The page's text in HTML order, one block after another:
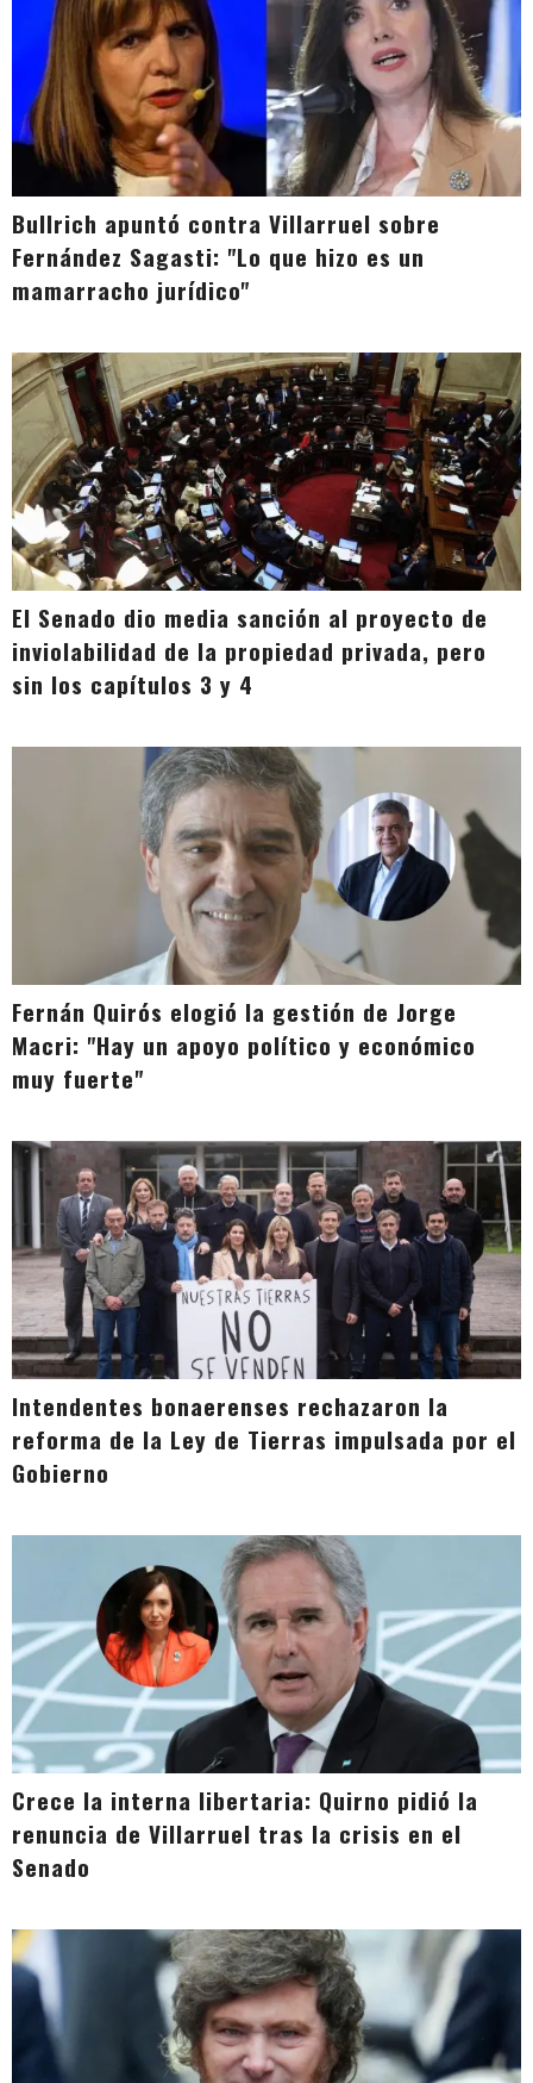
Bullrich apuntó contra Villarruel sobre
Fernández Sagasti: "Lo que hizo es un
mamarracho jurídico"
El Senado dio media sanción al proyecto de
inviolabilidad de la propiedad privada, pero
sin los capítulos 3 y 4
Fernán Quirós elogió la gestión de Jorge
Macri: "Hay un apoyo político y económico
muy fuerte"
Intendentes bonaerenses rechazaron la
reforma de la Ley de Tierras impulsada por el
Gobierno
Crece la interna libertaria: Quirno pidió la
renuncia de Villarruel tras la crisis en el
Senado